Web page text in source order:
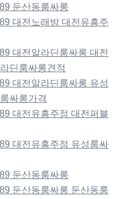
둔산동룸싸롱
대전노래방 대전유흥주
대전알라딘룸싸롱 대전
딘룸싸롱견적
대전알라딘룸싸롱 유성
싸롱가격
대전유흥주점 대전퍼블
대전유흥주점 유성룸싸
둔산동룸싸롱
둔산동룸싸롱 둔산동룸